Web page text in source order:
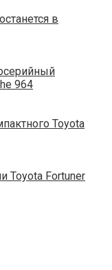
в
964
Toyota
Toyota Fortuner